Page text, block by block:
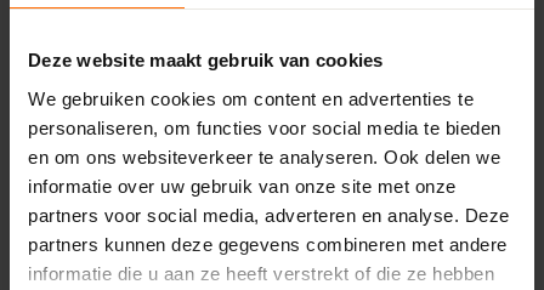
Deze website maakt gebruik van cookies
We gebruiken cookies om content en advertenties te
personaliseren, om functies voor social media te bieden
en om ons websiteverkeer te analyseren. Ook delen we
informatie over uw gebruik van onze site met onze
partners voor social media, adverteren en analyse. Deze
partners kunnen deze gegevens combineren met andere
informatie die u aan ze heeft verstrekt of die ze hebben
8253 PN Dronten
dronten@skodora.nl
Selecteren als mijn vestiging
Bekijk vestiging info